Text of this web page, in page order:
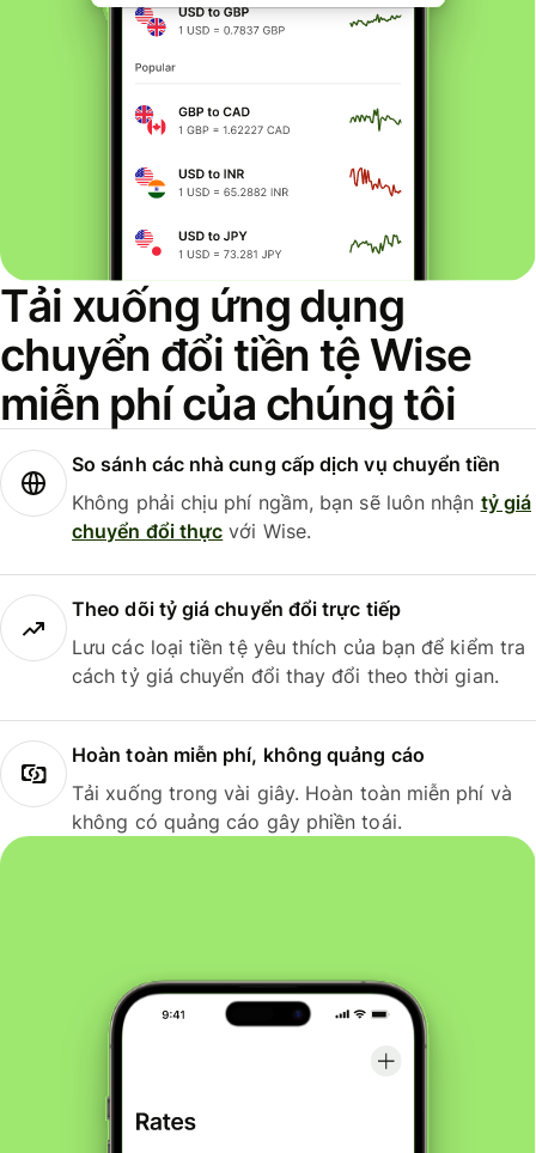
Tải xuống ứng dụng
chuyển đổi tiền tệ Wise
miễn phí của chúng tôi
So sánh các nhà cung cấp dịch vụ chuyển tiền
Không phải chịu phí ngầm, bạn sẽ luôn nhận tỷ giá
chuyển đổi thực với Wise.
Theo dõi tỷ giá chuyển đổi trực tiếp
Lưu các loại tiền tệ yêu thích của bạn để kiểm tra
cách tỷ giá chuyển đổi thay đổi theo thời gian.
Hoàn toàn miễn phí, không quảng cáo
Tải xuống trong vài giây. Hoàn toàn miễn phí và
không có quảng cáo gây phiền toái.